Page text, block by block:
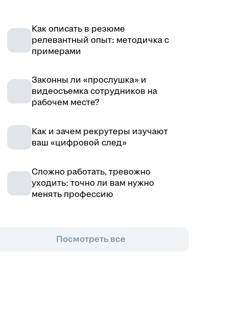
Как описать в резюме
релевантный опыт: методичка с
примерами
Законны ли «прослушка» и
видеосъемка сотрудников на
рабочем месте?
Как и зачем рекрутеры изучают
ваш «цифровой след»
Сложно работать, тревожно
уходить: точно ли вам нужно
менять профессию
Посмотреть все